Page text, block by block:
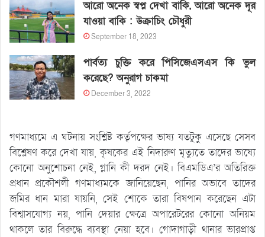
আরো অনেক স্বপ্ন দেখা বাকি, আরো অনেক দূর
যাওয়া বাকি : উক্রাচিং চৌধুরী
September 18, 2023
পার্বত্য চুক্তি করে পিসিজেএসএস কি ভুল
করেছে? অনুরাগ চাকমা
December 3, 2022
গণমাধ্যমে এ ঘটনায় সংশ্লিষ্ট কর্তৃপক্ষের ভাষ্য যতটুকু এসেছে সেসব
বিশ্লেষণ করে দেখা যায়, কৃষকের এই নিদারুণ মৃত্যুতে তাদের ভাষ্যে
কোনো অনুশোচনা নেই, গ্লানি কী দরদ নেই। বিএমডিএ’র অতিরিক্ত
প্রধান প্রকৌশলী গণমাধ্যমকে জানিয়েছেন, পানির অভাবে তাদের
জমির ধান মারা যায়নি, সেই শোকে তারা বিষপান করেছেন এটা
বিশ্বাসযোগ্য নয়, পানি দেয়ার ক্ষেত্রে অপারেটরের কোনো অনিয়ম
থাকলে তার বিরুদ্ধে ব্যবস্থা নেয়া হবে। গোদাগাড়ী থানার ভারপ্রাপ্ত